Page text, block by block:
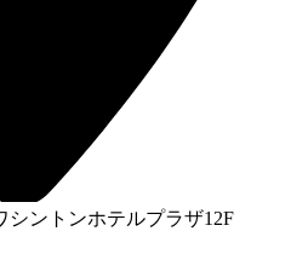
シントンホテルプラザ12F